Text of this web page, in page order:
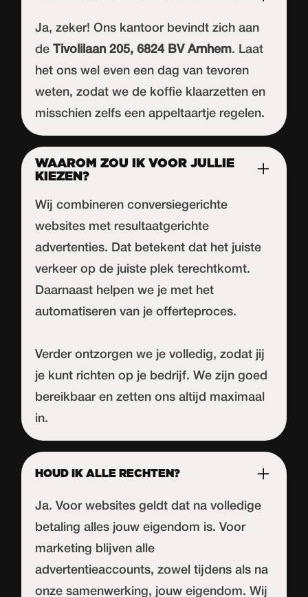
Ja, zeker! Ons kantoor bevindt zich aan
de
Tivolilaan 205, 6824 BV Arnhem. Laat
het ons wel even een dag van tevoren
weten, zodat we de koffie klaarzetten en
misschien zelfs een appeltaartje regelen.
WAAROM ZOU IK VOOR JULLIE
KIEZEN?
Wij combineren conversiegerichte
websites met resultaatgerichte
advertenties. Dat betekent dat het juiste
verkeer op de juiste plek terechtkomt.
Daarnaast helpen we je met het
automatiseren van je offerteproces.
Verder ontzorgen we je volledig, zodat jij
je kunt richten op je bedrijf. We zijn goed
bereikbaar en zetten ons altijd maximaal
in.
HOUD IK ALLE RECHTEN?
Ja. Voor websites geldt dat na volledige
betaling alles jouw eigendom is. Voor
marketing blijven alle
advertentieaccounts, zowel tijdens als na
onze samenwerking, jouw eigendom. Wij